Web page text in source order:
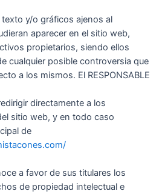
y/o gráficos ajenos al
aparecer en el sitio web,
propietarios, siendo ellos
cualquier posible controversia que
a los mismos. El RESPONSABLE
directamente a los
sitio web, y en todo caso
de
a favor de sus titulares los
de propiedad intelectual e